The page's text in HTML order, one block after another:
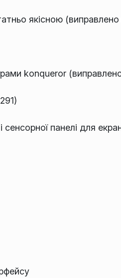
якісною
konqueror
сенсорної панелі для